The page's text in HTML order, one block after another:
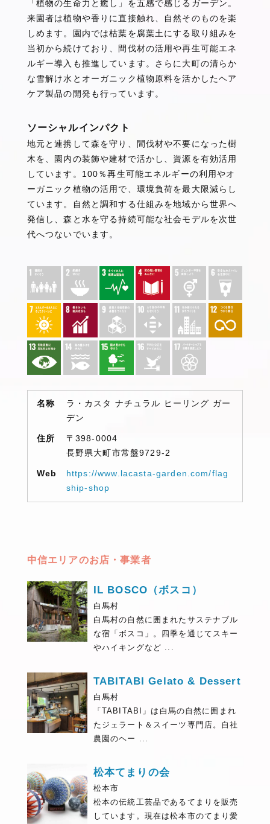
「植物の生命力と癒し」を五感で感じるガーデン。
来園者は植物や香りに直接触れ、自然そのものを楽
しめます。園内では枯葉を腐葉土にする取り組みを
当初から続けており、間伐材の活用や再生可能エネ
ルギー導入も推進しています。さらに大町の清らか
な雪解け水とオーガニック植物原料を活かしたヘア
ケア製品の開発も行っています。
ソーシャルインパクト
地元と連携して森を守り、間伐材や不要になった樹
木を、園内の装飾や建材で活かし、資源を有効活用
しています。100％再生可能エネルギーの利用やオ
ーガニック植物の活用で、環境負荷を最大限減らし
ています。自然と調和する仕組みを地域から世界へ
発信し、森と水を守る持続可能な社会モデルを次世
代へつないでいます。
名称
ラ・カスタ ナチュラル ヒーリング ガー
デン
住所
〒398-0004
長野県大町市常盤9729-2
Web
https://www.lacasta-garden.com/flag
ship-shop
中信エリアのお店・事業者
IL BOSCO（ボスコ）
白馬村
白馬村の自然に囲まれたサステナブル
な宿「ボスコ」。四季を通じてスキー
やハイキングなど ...
TABITABI Gelato & Dessert
白馬村
「TABITABI」は白馬の自然に囲まれ
たジェラート＆スイーツ専門店。自社
農園のヘー ...
松本てまりの会
松本市
松本の伝統工芸品であるてまりを販売
しています。現在は松本市のてまり愛